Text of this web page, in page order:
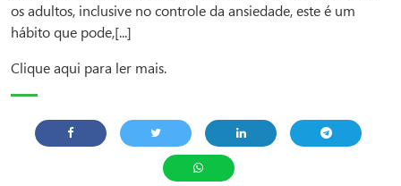
os adultos, inclusive no controle da ansiedade, este é um
hábito que pode,[...]
Clique aqui para ler mais.